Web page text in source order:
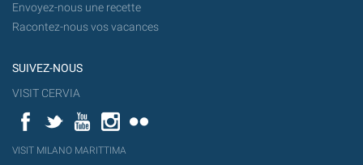
Envoyez-nous une recette
Racontez-nous vos vacances
SUIVEZ-NOUS
VISIT CERVIA
FacebookTwitterYouTubeInstagram
YouT
VISIT MILANO MARITTIMA